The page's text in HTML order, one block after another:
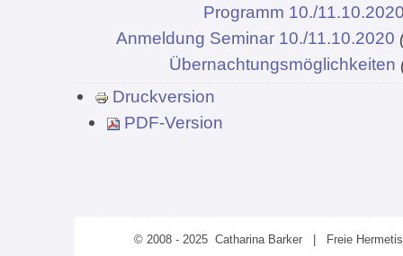
Programm 10./
Anmeldung Seminar 10./11.10.2020
Übernachtungsmöglichkeiten
Druckversion
PDF-Version
© 2008 - 2025 Catharina Barker | Freie